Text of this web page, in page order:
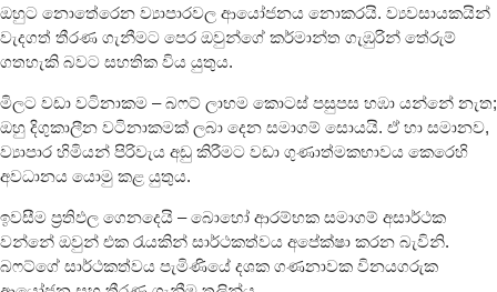
ඔහුට නොතේරෙන ව්‍යාපාරවල ආයෝජනය නොකරයි. ව්‍යවසායකයින්
වැදගත් තීරණ ගැනීමට පෙර ඔවුන්ගේ කර්මාන්ත ගැඹුරින් තේරුම්
ගතහැකි බවට සහතික විය යුතුය.
මිලට වඩා වටිනාකම – බෆට් ලාභම කොටස් පසුපස හඹා යන්නේ නැත;
ඔහු දිගුකාලීන වටිනාකමක් ලබා දෙන සමාගම් සොයයි. ඒ හා සමානව,
ව්‍යාපාර හිමියන් පිරිවැය අඩු කිරීමට වඩා ගුණාත්මකභාවය කෙරෙහි
අවධානය යොමු කළ යුතුය.
ඉවසීම ප්‍රතිඵල ගෙනදෙයි – බොහෝ ආරම්භක සමාගම් අසාර්ථක
වන්නේ ඔවුන් එක රැයකින් සාර්ථකත්වය අපේක්ෂා කරන බැවිනි.
බෆට්ගේ සාර්ථකත්වය පැමිණියේ දශක ගණනාවක විනයගරුක